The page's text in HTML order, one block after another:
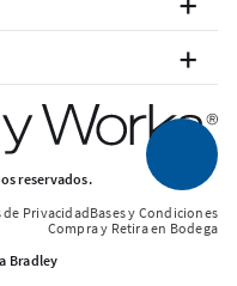
reservados.
de PrivacidadBases y Condiciones
Compra y Retira en Bodega
Bradley